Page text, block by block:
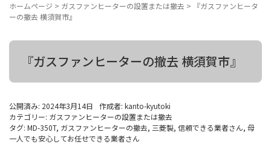
ホームページ > ガスファンヒーターの設置または撤去 >
『ガスファンヒータ
ーの撤去 横須賀市』
『ガスファンヒーターの撤去 横須賀市』
公開済み: 2024年3月14日 作成者: kanto-kyutoki
カテゴリー: ガスファンヒーターの設置または撤去
タグ: MD-350T, ガスファンヒーターの撤去, 三菱製, 信頼できる業者さん, 母
一人でも安心してお任せできる業者さん